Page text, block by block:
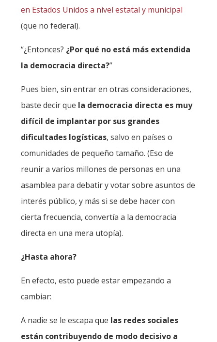
en Estados Unidos a nivel estatal y municipal
(que no federal).
“¿Entonces? ¿Por qué no está más extendida
la democracia directa?”
Pues bien, sin entrar en otras consideraciones,
baste decir que la democracia directa es muy
difícil de implantar por sus grandes
dificultades logísticas, salvo en países o
comunidades de pequeño tamaño. (Eso de
reunir a varios millones de personas en una
asamblea para debatir y votar sobre asuntos de
interés público, y más si se debe hacer con
cierta frecuencia, convertía a la democracia
directa en una mera utopía).
¿Hasta ahora?
En efecto, esto puede estar empezando a
cambiar:
A nadie se le escapa que las redes sociales
están contribuyendo de modo decisivo a